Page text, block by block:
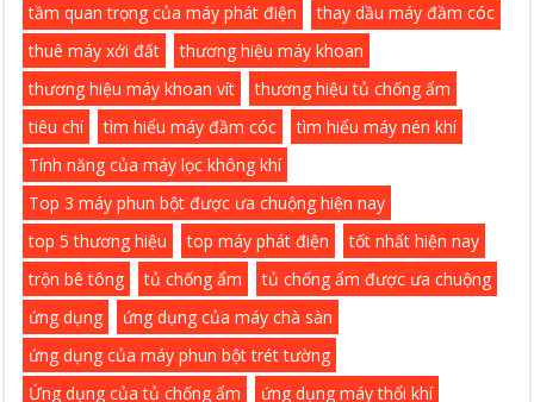
tầm quan trọng của máy phát điện
thay dầu máy đầm cóc
thuê máy xới đất
thương hiệu máy khoan
thương hiệu máy khoan vít
thương hiệu tủ chống ẩm
tiêu chí
tìm hiểu máy đầm cóc
tìm hiểu máy nén khí
Tính năng của máy lọc không khí
Top 3 máy phun bột được ưa chuộng hiện nay
top 5 thương hiệu
top máy phát điện
tốt nhất hiện nay
trộn bê tông
tủ chống ẩm
tủ chống ẩm được ưa chuộng
ứng dụng
ứng dụng của máy chà sàn
ứng dụng của máy phun bột trét tường
Ứng dụng của tủ chống ẩm
ứng dụng máy thổi khí